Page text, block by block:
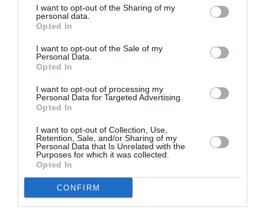
I want to opt-out of the Sharing of my
personal data.
Opted In
I want to opt-out of the Sale of my
Personal Data.
Opted In
I want to opt-out of processing my
Personal Data for Targeted Advertising.
Opted In
I want to opt-out of Collection, Use,
Retention, Sale, and/or Sharing of my
Personal Data that Is Unrelated with the
Purposes for which it was collected.
Opted In
CONFIRM
Italia, un video despre vaccin, făcut de
fetița unui medic român a devenit viral,
trimis la 10 milioane de locuitori din
Lombardia
AȚI PUTEA DORI DE
ASEMENEA